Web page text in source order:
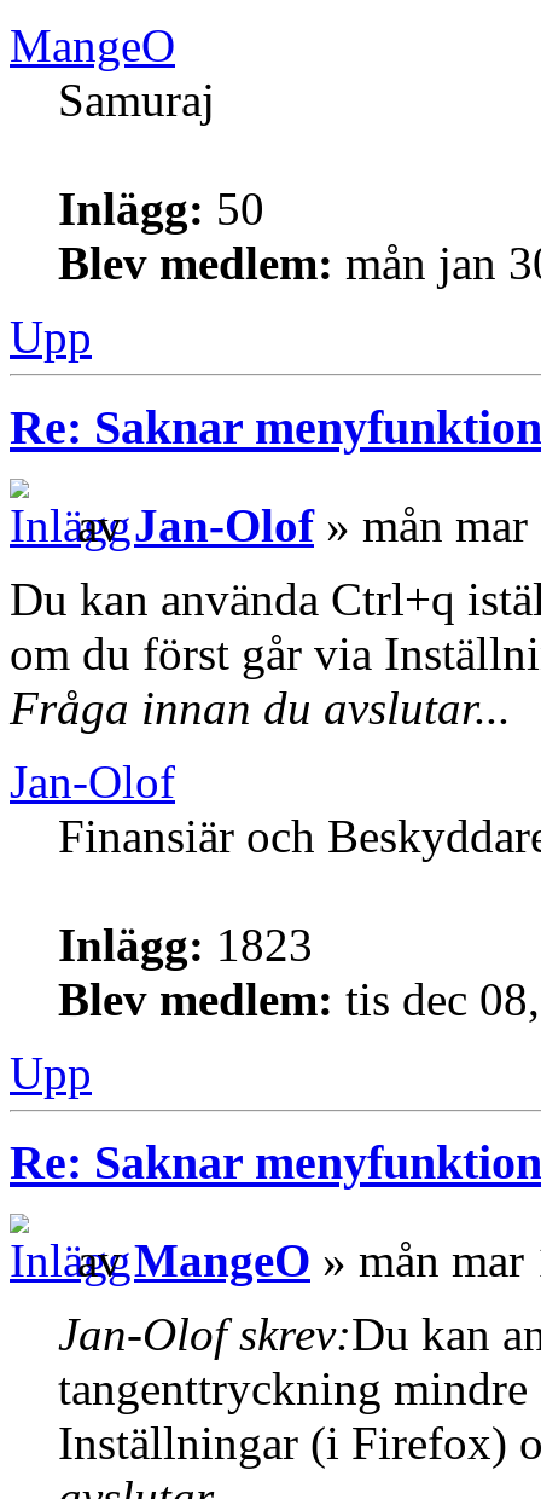
MangeO
Samuraj
Inlägg: 50
Blev medlem: mån jan
Upp
Re: Saknar
avJan-Olof» mån mar
Du kan använda Ctrl+q
om du först går via
Fråga innan du avslutar...
Jan-Olof
Finansiär och
Inlägg: 1823
Blev medlem: tis dec
Upp
Re: Saknar
avMangeO » mån
Jan-Olof skrev:Du kan
tangenttryckning
Inställningar (i Firefox)